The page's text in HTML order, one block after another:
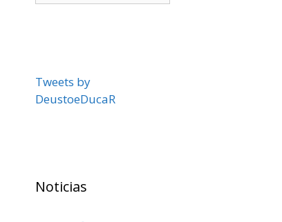
Tweets by
DeustoeDucaR
Noticias